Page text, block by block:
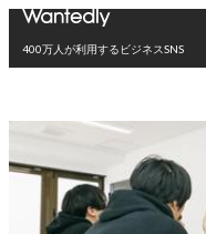
400万人が利用するビジネスSNS